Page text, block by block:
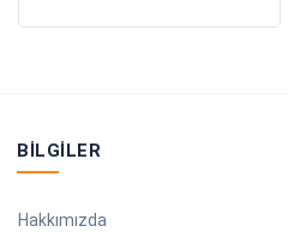
BILGILER
Hakkımızda